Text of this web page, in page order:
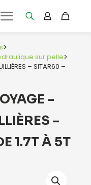
>
sur pelle>
– SITAR60 –
–
–
1.7T À 5T